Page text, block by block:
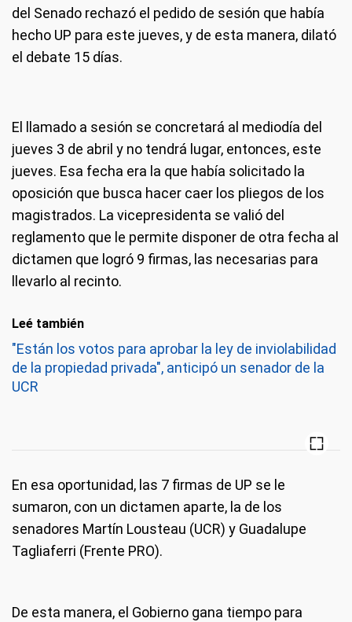
del Senado rechazó el pedido de sesión que había
hecho UP para este jueves, y de esta manera, dilató
el debate 15 días.
El llamado a sesión se concretará al mediodía del
jueves 3 de abril y no tendrá lugar, entonces, este
jueves. Esa fecha era la que había solicitado la
oposición que busca hacer caer los pliegos de los
magistrados. La vicepresidenta se valió del
reglamento que le permite disponer de otra fecha al
dictamen que logró 9 firmas, las necesarias para
llevarlo al recinto.
Leé también
"Están los votos para aprobar la ley de inviolabilidad
de la propiedad privada", anticipó un senador de la
UCR
En esa oportunidad, las 7 firmas de UP se le
sumaron, con un dictamen aparte, la de los
senadores Martín Lousteau (UCR) y Guadalupe
Tagliaferri (Frente PRO).
De esta manera, el Gobierno gana tiempo para